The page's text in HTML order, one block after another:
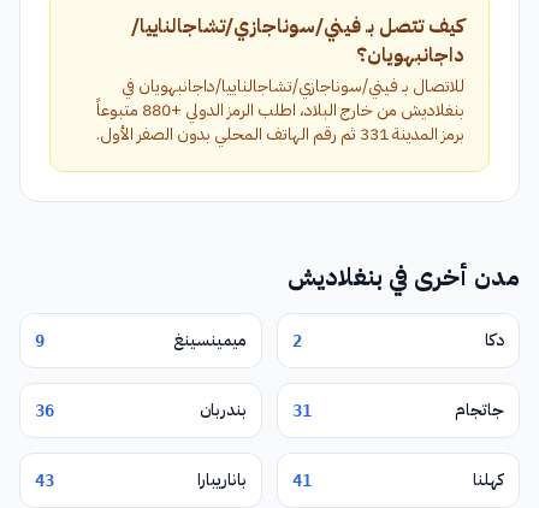
كيف تتصل بـ فيني/سوناجازي/تشاجالناييا/
داجانبهويان؟
للاتصال بـ فيني/سوناجازي/تشاجالناييا/داجانبهويان في
بنغلاديش من خارج البلاد، اطلب الرمز الدولي +880 متبوعاً
برمز المدينة 331 ثم رقم الهاتف المحلي بدون الصفر الأول.
مدن أخرى في بنغلاديش
دكا 2 ميمينسينغ 9
جاتجام 31 بندربان 36
كهلنا 41 باناريبارا 43